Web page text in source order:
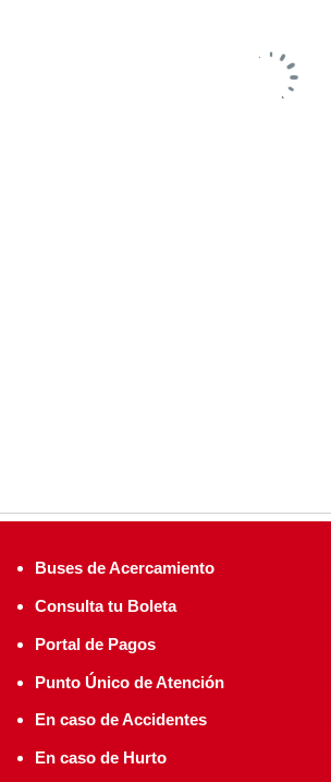
Buses de Acercamiento
Consulta tu Boleta
Portal de Pagos
Punto Único de Atención
En caso de Accidentes
En caso de Hurto